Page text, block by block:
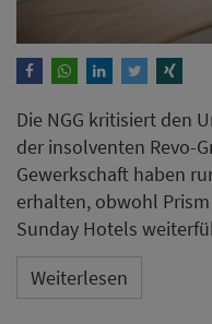
Die NGG kritisiert den
der insolventen Revo-
Gewerkschaft haben
erhalten, obwohl
Sunday Hotels
Weiterlesen